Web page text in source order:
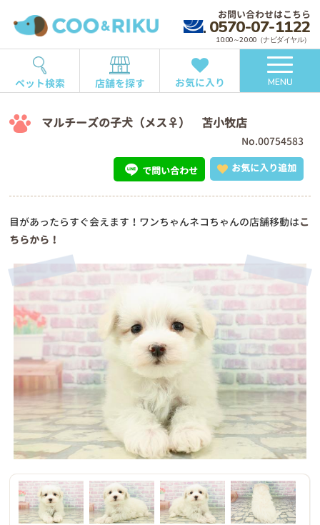
お問い合わせはこちら
0570-07-1122
10:00～20:00（ナビダイヤル）
ペット検索 店舗を探す お気に入り MENU
マルチーズの子犬（メス♀） 苫小牧店
No.00754583
お気に入り追加
で問い合わせ
目があったらすぐ会えます！ワンちゃんネコちゃんの店舗移動はこ
ちらから！